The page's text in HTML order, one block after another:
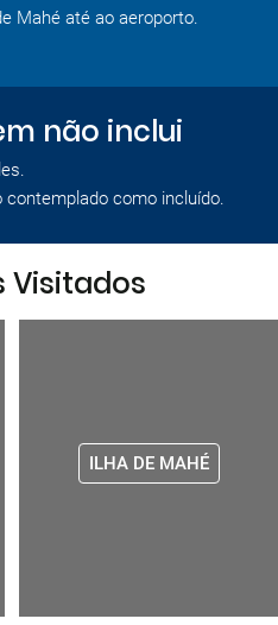
Mahé até ao aeroporto.
não inclui
como incluído.
Visitados
ILHA DE MAHÉ